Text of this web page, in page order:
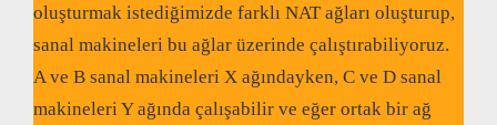
oluşturmak istediğimizde farklı NAT ağları oluşturup,
sanal makineleri bu ağlar üzerinde çalıştırabiliyoruz.
A ve B sanal makineleri X ağındayken, C ve D sanal
makineleri Y ağında çalışabilir ve eğer ortak bir ağ